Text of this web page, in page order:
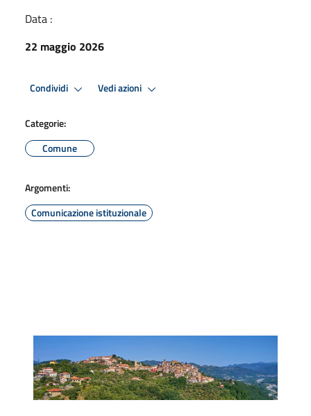
Data :
22 maggio 2026
Condividi Vedi azioni
Categorie:
Comune
Argomenti:
Comunicazione istituzionale